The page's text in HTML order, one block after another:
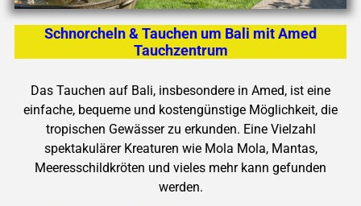
Schnorcheln & Tauchen um Bali mit Amed
Tauchzentrum
Das Tauchen auf Bali, insbesondere in Amed, ist eine
einfache, bequeme und kostengünstige Möglichkeit, die
tropischen Gewässer zu erkunden. Eine Vielzahl
spektakulärer Kreaturen wie Mola Mola, Mantas,
Meeresschildkröten und vieles mehr kann gefunden
werden.